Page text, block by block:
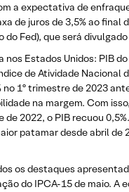
a expectativa de
de juros de 3,5% ao final
Fed), que será
Estados Unidos: PIB
de Atividade Nacional
1º trimestre de 2023
na margem. Com
2022, o PIB recuou
patamar desde abril de
os destaques
do IPCA-15 de maio. A